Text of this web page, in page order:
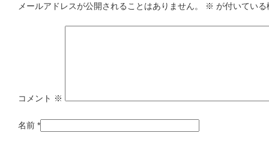
メールアドレスが公開されることはありません。 ※ が付いてい
コメント ※
名前 *